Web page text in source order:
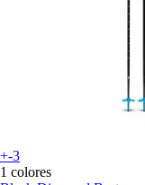
+-3
1 colores